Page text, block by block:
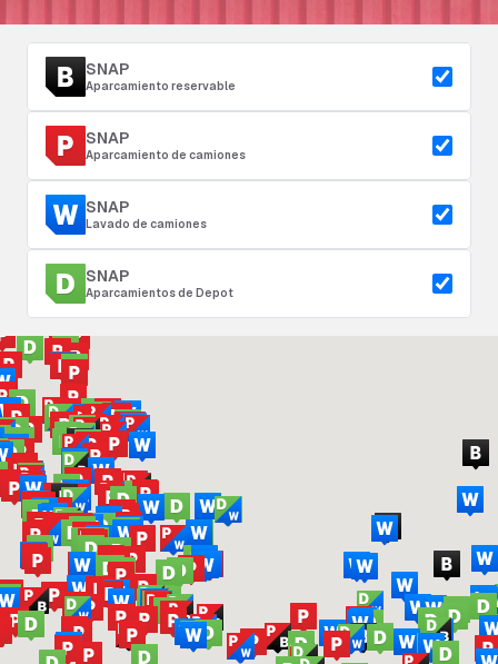
SNAP
Aparcamiento reservable
SNAP
Aparcamiento de camiones
SNAP
Lavado de camiones
SNAP
Aparcamientos de Depot